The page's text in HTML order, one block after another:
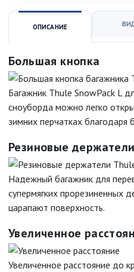
ОПИСАНИЕ
Большая кнопка
Багажник Thule SnowPack L
сноуборда можно легко
зимних перчатках благодаря
Резиновые держатели
Надежный багажник для
супермягких прорезиненных
царапают поверхность.
Увеличенное
Увеличенное расстояние до